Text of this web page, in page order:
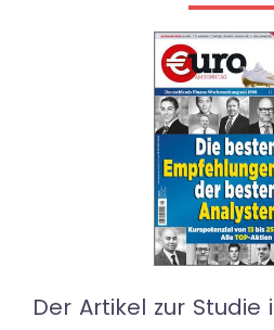
Der Artikel zur Studie